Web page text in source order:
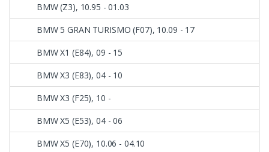
BMW (Z3), 10.95 - 01.03
BMW 5 GRAN TURISMO (F07), 10.09 - 17
BMW X1 (E84), 09 - 15
BMW X3 (E83), 04 - 10
BMW X3 (F25), 10 -
BMW X5 (E53), 04 - 06
BMW X5 (E70), 10.06 - 04.10